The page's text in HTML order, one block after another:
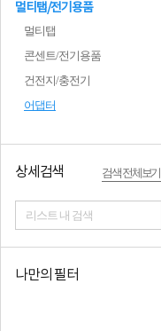
멀티탭/전기용품
멀티탭
콘센트/전기용품
건전지/충전기
어댑터
상세검색 검색 전체보기
리스트 내 검색
나만의 필터